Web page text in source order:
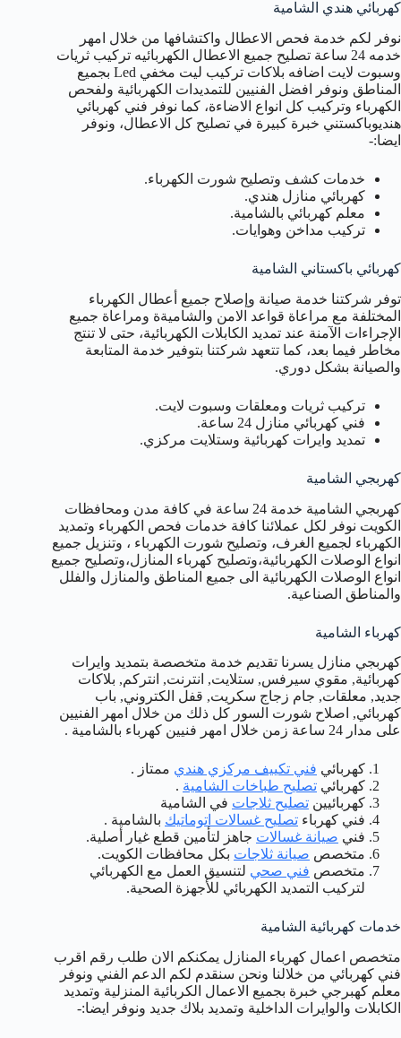
كهربائي هندي الشامية
نوفر لكم خدمة فحص الاعطال واكتشافها من خلال امهر
خدمه 24 ساعة تصليح جميع الاعطال الكهربائيه تركيب ثريات
وسبوت لايت اضافه بلاكات تركيب ليت مخفي Led بجميع
المناطق ونوفر افضل الفنيين للتمديدات الكهربائية ولفحص
الكهرباء وتركيب كل انواع الاضاءة، كما نوفر فني كهربائي
هنديوباكستني خبرة كبيرة في تصليح كل الاعطال، ونوفر
ايضا:-
خدمات كشف وتصليح شورت الكهرباء.
كهربائي منازل هندي.
معلم كهربائي بالشامية.
تركيب مداخن وهوايات.
كهربائي باكستاني الشامية
توفر شركتنا خدمة صيانة وإصلاح جميع أعطال الكهرباء
المختلفة مع مراعاة قواعد الامن والشاميةة ومراعاة جميع
الإجراءات الآمنة عند تمديد الكابلات الكهربائية، حتى لا تنتج
مخاطر فيما بعد، كما تتعهد شركتنا بتوفير خدمة المتابعة
والصيانة بشكل دوري.
تركيب ثريات ومعلقات وسبوت لايت.
فني كهربائي منازل 24 ساعة.
تمديد وايرات كهربائية وستلايت مركزي.
كهربجي الشامية
كهربجي الشامية خدمة 24 ساعة في كافة مدن ومحافظات
الكويت نوفر لكل عملائنا كافة خدمات فحص الكهرباء وتمديد
الكهرباء لجميع الغرف، وتصليح شورت الكهرباء ، وتنزيل جميع
انواع الوصلات الكهربائية،وتصليح كهرباء المنازل،وتصليح جميع
انواع الوصلات الكهربائية الى جميع المناطق والمنازل والفلل
والمناطق الصناعية.
كهرباء الشامية
كهربجي منازل يسرنا تقديم خدمة متخصصة بتمديد وايرات
كهربائية, مقوي سيرفس, ستلايت, انترنت, انتركم, بلاكات
جديد, معلقات, جام زجاج سكريت, قفل الكتروني, باب
كهربائي, اصلاح شورت السور كل ذلك من خلال امهر الفنيين
على مدار 24 ساعة زمن خلال امهر فنيين كهرباء بالشامية .
كهربائي فني تكييف مركزي هندي ممتاز .
كهربائي تصليح طباخات الشامية .
كهربائيين تصليح ثلاجات في الشامية
فني كهرباء تصليح غسالات اتوماتيك بالشامية .
فني صيانة غسالات جاهز لتأمين قطع غيار أصلية.
متخصص صيانة ثلاجات بكل محافظات الكويت.
متخصص فني صحي لتنسيق العمل مع الكهربائي
لتركيب التمديد الكهربائي للأجهزة الصحية.
خدمات كهربائية الشامية
متخصص اعمال كهرباء المنازل يمكنكم الان طلب رقم اقرب
فني كهربائي من خلالنا ونحن سنقدم لكم الدعم الفني ونوفر
معلم كهبرجي خبرة بجميع الاعمال الكربائية المنزلية وتمديد
الكابلات والوايرات الداخلية وتمديد بلاك جديد ونوفر ايضا:-